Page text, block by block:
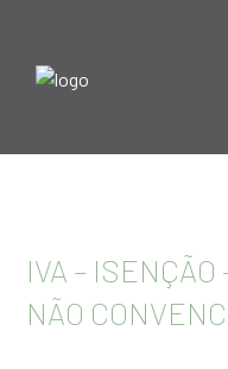
IVA –
NÃO